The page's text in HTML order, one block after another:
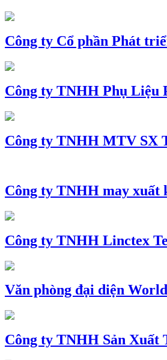
Công ty Cổ phần Phát
Công ty TNHH Phụ Liệu
Công ty TNHH MTV SX
Công ty TNHH may xuất
Công ty TNHH Linctex
Văn phòng đại diện
Công ty TNHH Sản